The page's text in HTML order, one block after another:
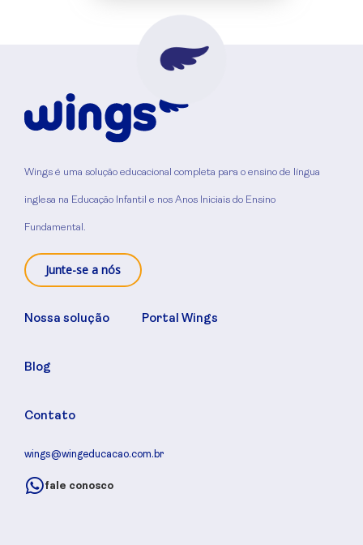
Wings é uma solução educacional completa para o ensino de língua
inglesa na Educação Infantil e nos Anos Iniciais do Ensino
Fundamental.
Junte-se a nós
Nossa solução
Blog
Contato
Portal Wings
wings@wingeducacao.com.br
fale conosco